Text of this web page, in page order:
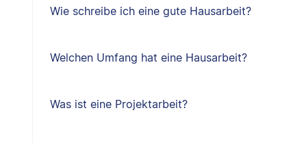
Wie schreibe ich eine gute Hausarbeit?
Welchen Umfang hat eine Hausarbeit?
Was ist eine Projektarbeit?